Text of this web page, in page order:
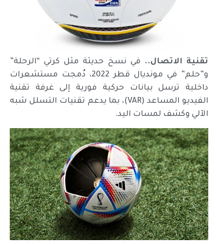
تقنية الاتصال.. في نسخ حديثة مثل كرتي “الرحلة”
و”حلم” في مونديال قطر 2022، دُمجت مستشعرات
داخلية ترسل بيانات حركية فورية إلى غرفة تقنية
الفيديو المساعد (VAR)، بما يدعم تقنيات التسلل شبه
الآلي وكشف لمسات اليد.